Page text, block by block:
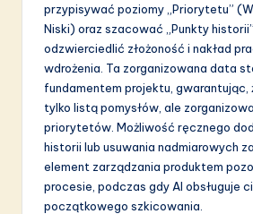
przypisywać poziomy „Priorytetu”
Niski) oraz szacować „Punkty
odzwierciedlić złożoność i nakład
wdrożenia. Ta zorganizowana data
fundamentem projektu, gwarantując,
tylko listą pomysłów, ale
priorytetów. Możliwość ręcznego
historii lub usuwania nadmiarowych
element zarządzania produktem
procesie, podczas gdy AI obsługuje
początkowego szkicowania.